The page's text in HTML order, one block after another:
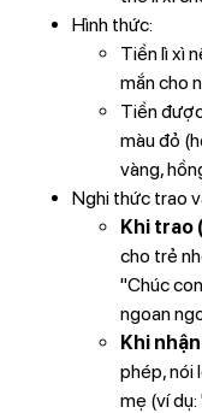
Hình thức:
Tiền lì xì
mắn cho
Tiền
màu đỏ
vàng,
Nghi thức trao
Khi trao
cho trẻ
"Chúc
ngoan
Khi
phép, nói
mẹ (ví